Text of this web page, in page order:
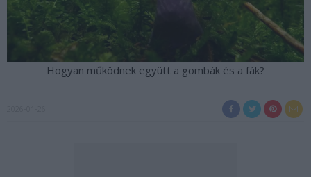
Hogyan működnek együtt a gombák és a fák?